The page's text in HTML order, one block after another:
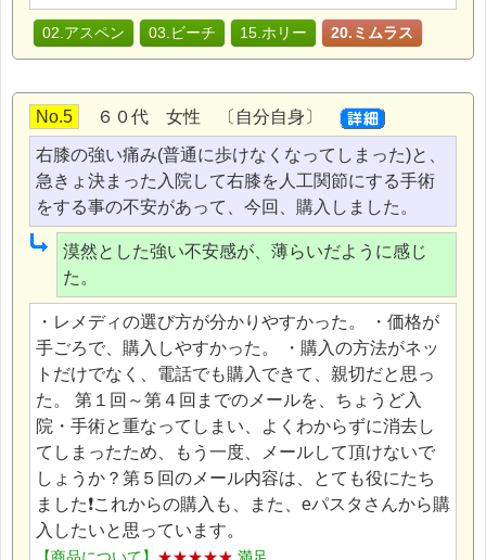
02.アスペン 03.ビーチ 15.ホリー 20.ミムラス
No.5 ６０代 女性 〔自分自身〕
右膝の強い痛み(普通に歩けなくなってしまった)と、
急きょ決まった入院して右膝を人工関節にする手術
をする事の不安があって、今回、購入しました。
漠然とした強い不安感が、薄らいだように感じ
た。
・レメディの選び方が分かりやすかった。 ・価格が
手ごろで、購入しやすかった。 ・購入の方法がネッ
トだけでなく、電話でも購入できて、親切だと思っ
た。 第１回～第４回までのメールを、ちょうど入
院・手術と重なってしまい、よくわからずに消去し
てしまったため、もう一度、メールして頂けないで
しょうか？第５回のメール内容は、とても役にたち
ました❗これからの購入も、また、eパスタさんから購
入したいと思っています。